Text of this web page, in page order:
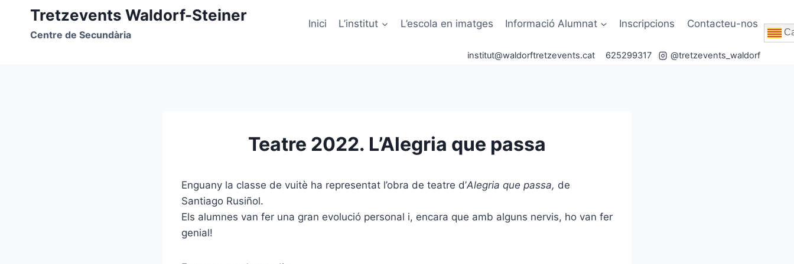
contingut
Tretzevents Waldorf-Steiner
Centre de Secundària
Inici L’institut L’escola en imatges Informació Alumnat Inscripcions Contacteu-nos
institut@waldorftretzevents.cat 625299317 @tretzevents_waldorf
Teatre 2022. L’Alegria que passa
Enguany la classe de vuitè ha representat l’obra de teatre d’Alegria que passa, de
Santiago Rusiñol.
Els alumnes van fer una gran evolució personal i, encara que amb alguns nervis, ho van fer
genial!